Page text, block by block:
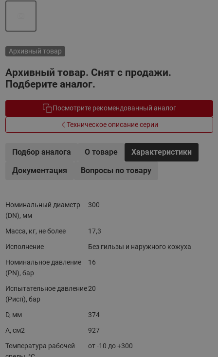
Архивный товар
Архивный товар. Снят с продажи.
Подберите аналог.
Посмотрите рекомендованный аналог
Техническое описание серии
Подбор аналога О товаре
Характеристики
Документация
Вопросы по товару
Номинальный диаметр
(DN), мм
300
Масса, кг, не более
17,3
Исполнение
Без гильзы и наружного кожуха
Номинальное давление
(PN), бар
16
Испытательное давление
(Pисп), бар
20
D, мм
374
A, см2
927
Температура рабочей
от -10 до +300